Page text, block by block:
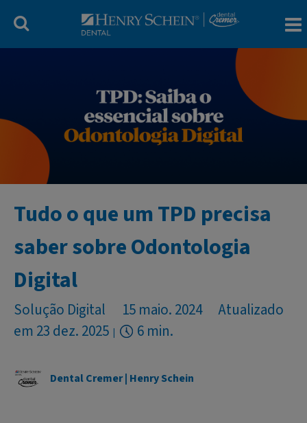
Tudo o que um TPD precisa
saber sobre Odontologia
Digital
Solução Digital 15 maio. 2024
Atualizado
em 23 dez. 2025
6 min.
Dental Cremer | Henry Schein